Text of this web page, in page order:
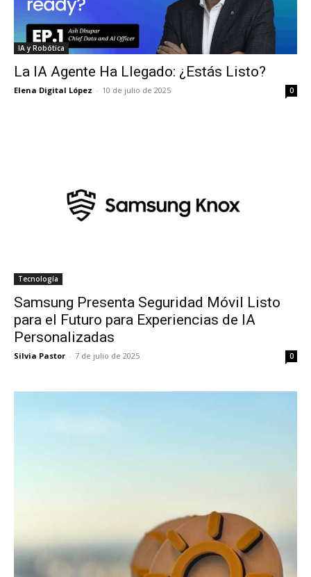
IA y Robótica
La IA Agente Ha Llegado: ¿Estás Listo?
Elena Digital López - 10 de julio de 2025 0
Tecnología
Samsung Presenta Seguridad Móvil Listo
para el Futuro para Experiencias de IA
Personalizadas
Silvia Pastor - 7 de julio de 2025 0